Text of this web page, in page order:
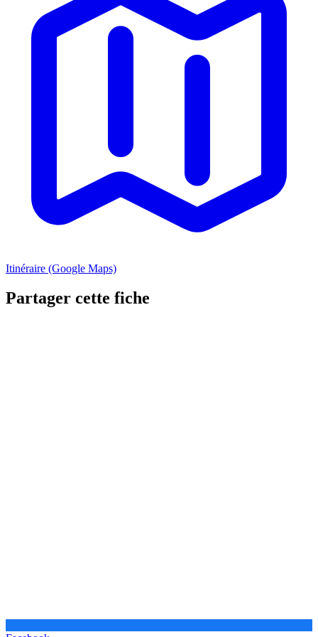
Itinéraire (Google Maps)
Partager cette fiche